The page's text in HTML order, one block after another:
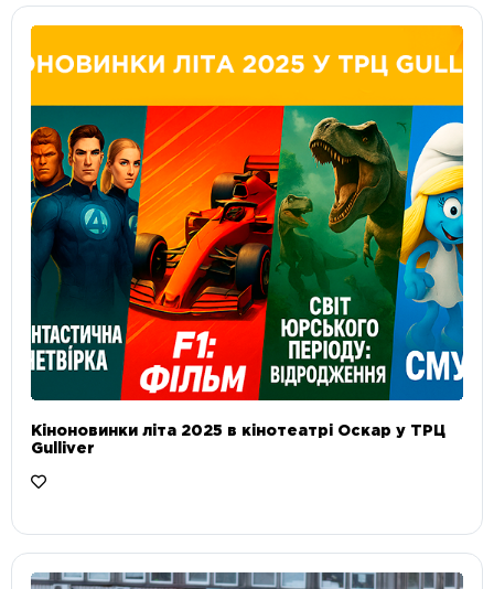
Кіноновинки літа 2025 в кінотеатрі Оскар у ТРЦ
Gulliver